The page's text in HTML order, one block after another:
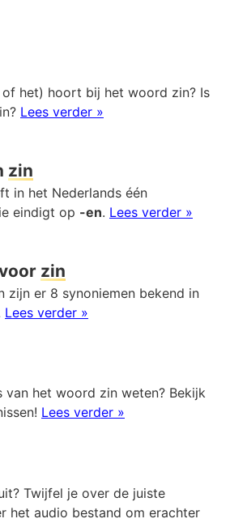
het) hoort bij het woord zin? Is
Lees verder »
zin
in het Nederlands één
eindigt op -en. Lees verder »
zin
zijn er 8 synoniemen bekend in
Lees verder »
van het woord zin weten? Bekijk
Lees verder »
Twijfel je over de juiste
het audio bestand om erachter